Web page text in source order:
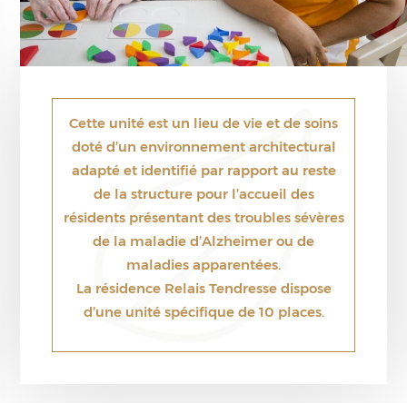
Cette unité est un lieu de vie et de soins
doté d’un environnement architectural
adapté et identifié par rapport au reste
de la structure pour l’accueil des
résidents présentant des troubles sévères
de la maladie d’Alzheimer ou de
maladies apparentées.
La résidence Relais Tendresse dispose
d’une unité spécifique de 10 places.